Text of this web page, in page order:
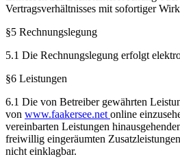
Vertragsverhältnisses mit sofortiger
§5 Rechnungslegung
5.1 Die Rechnungslegung erfolgt
§6 Leistungen
6.1 Die von Betreiber gewährten
von www.faakersee.net online
vereinbarten Leistungen
freiwillig eingeräumten
nicht einklagbar.